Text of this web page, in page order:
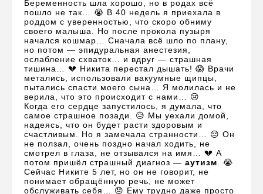
Беременность шла хорошо, но в родах всё
пошло не так… 😭 В 40 недель я приехала в
роддом с уверенностью, что скоро обниму
своего малыша. Но после прокола пузыря
начался кошмар… Сначала всё шло по плану,
но потом — эпидуральная анестезия,
ослабление схваток… и вдруг — страшная
тишина… 💔 Никита перестал дышать! 😱 Врачи
метались, использовали вакуумные щипцы,
пытались спасти моего сына… Я молилась и не
верила, что это происходит с нами… 😢
Когда его сердце запустилось, я думала, что
самое страшное позади. 😥 Мы уехали домой,
надеясь, что он будет расти здоровым и
счастливым. Но я замечала странности… 😔 Он
не ползал, очень поздно начал ходить, не
смотрел в глаза, не отзывался на имя… 💔 А
потом пришёл страшный диагноз —аутизм . 😭
Сейчас Никите 5 лет, но он не говорит, не
понимает обращённую речь, не может
обслуживать себя… 😞 Ему трудно даже просто